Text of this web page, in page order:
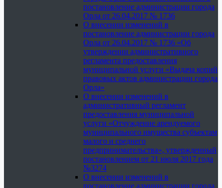
постановление администрации города
Орла от 26.04.2017 № 1736
О внесении изменений в
постановление администрации города
Орла от 26.04.2017 № 1736 «Об
утверждении административного
регламента предоставления
муниципальной услуги «Выдача копий
правовых актов администрации города
Орла»
О внесении изменений в
административный регламент
предоставления муниципальной
услуги «Отчуждение арендуемого
муниципального имущества субъектам
малого и среднего
предпринимательства», утвержденный
постановлением от 21 июля 2017 года
№3274
О внесении изменений в
постановление администрации города